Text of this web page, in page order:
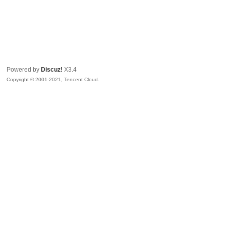
Powered by Discuz! X3.4
Copyright © 2001-2021, Tencent Cloud.